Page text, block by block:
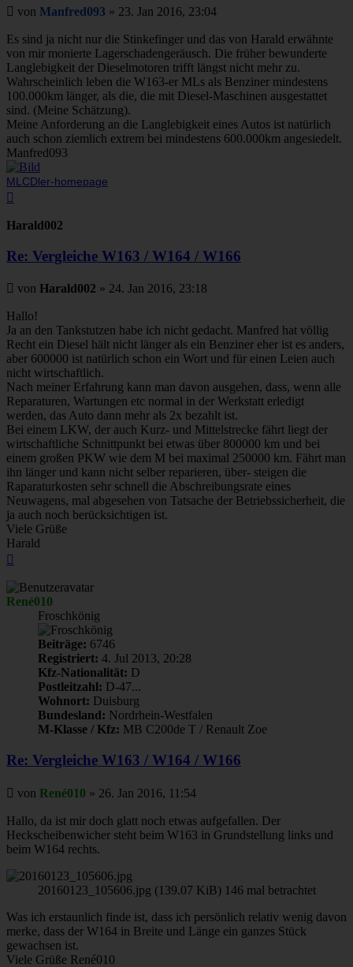
Beitrag
von Manfred093 » 23. Jan 2016, 23:04
Es sind ja nicht nur die Stinkefinger und das von Harald erwähnte
von mir monierte Lagerschadengeräusch. Die früher bewunderte
Langlebigkeit der Dieselmotoren trifft längst nicht mehr zu.
Wahrscheinlich leben die W163-er MLs als Benziner mindestens
100.000km länger, als die, die mit Diesel-Maschinen ausgestattet
sind. (Meine Schätzung).
Meine Anforderung an die Langlebigkeit eines Autos ist natürlich
auch schon ziemlich extrem bei mindestens 600.000km angesiedelt.
Manfred093
MLCDler-homepage
Harald002
Re: Vergleiche W163 / W164 / W166
Beitrag
von Harald002 » 24. Jan 2016, 23:18
Hallo!
Ja an den Tankstutzen habe ich nicht gedacht. Manfred hat völlig
Recht ein Diesel hält nicht länger als ein Benziner eher ist es anders,
aber 600000 ist natürlich schon ein Wort und für einen Leien auch
nicht wirtschaftlich.
Nach meiner Erfahrung kann man davon ausgehen, dass, wenn alle
Reparaturen, Wartungen etc normal in der Werkstatt erledigt
werden, das Auto dann mehr als 2x bezahlt ist.
Bei einem LKW, der auch Kurz- und Mittelstrecke fährt liegt der
wirtschaftliche Schnittpunkt bei etwas über 800000 km und bei
einem großen PKW wie dem M bei maximal 250000 km. Fährt man
ihn länger und kann nicht selber reparieren, über- steigen die
Raparaturkosten sehr schnell die Abschreibungsrate eines
Neuwagens, mal abgesehen von Tatsache der Betriebssicherheit, die
ja auch noch berücksichtigen ist.
Viele Grüße
Harald
René010
Froschkönig
Beiträge: 6746
Registriert: 4. Jul 2013, 20:28
Kfz-Nationalität: D
Postleitzahl: D-47...
Wohnort: Duisburg
Bundesland: Nordrhein-Westfalen
M-Klasse / Kfz: MB C200de T / Renault Zoe
Re: Vergleiche W163 / W164 / W166
Beitrag
von René010 » 26. Jan 2016, 11:54
Hallo, da ist mir doch glatt noch etwas aufgefallen. Der
Heckscheibenwicher steht beim W163 in Grundstellung links und
beim W164 rechts.
20160123_105606.jpg (139.07 KiB) 146 mal betrachtet
Was ich erstaunlich finde ist, dass ich persönlich relativ wenig davon
merke, dass der W164 in Breite und Länge ein ganzes Stück
gewachsen ist.
Viele Grüße René010